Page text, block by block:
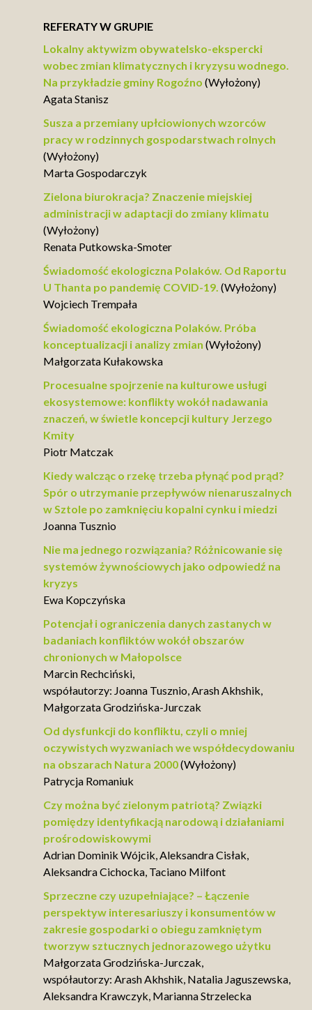
REFERATY W GRUPIE
Lokalny aktywizm obywatelsko-ekspercki
wobec zmian klimatycznych i kryzysu wodnego.
Na przykładzie gminy Rogoźno (Wyłożony)
Agata Stanisz
Susza a przemiany upłciowionych wzorców
pracy w rodzinnych gospodarstwach rolnych
(Wyłożony)
Marta Gospodarczyk
Zielona biurokracja? Znaczenie miejskiej
administracji w adaptacji do zmiany klimatu
(Wyłożony)
Renata Putkowska-Smoter
Świadomość ekologiczna Polaków. Od Raportu
U Thanta po pandemię COVID-19. (Wyłożony)
Wojciech Trempała
Świadomość ekologiczna Polaków. Próba
konceptualizacji i analizy zmian (Wyłożony)
Małgorzata Kułakowska
Procesualne spojrzenie na kulturowe usługi
ekosystemowe: konflikty wokół nadawania
znaczeń, w świetle koncepcji kultury Jerzego
Kmity
Piotr Matczak
Kiedy walcząc o rzekę trzeba płynąć pod prąd?
Spór o utrzymanie przepływów nienaruszalnych
w Sztole po zamknięciu kopalni cynku i miedzi
Joanna Tusznio
Nie ma jednego rozwiązania? Różnicowanie się
systemów żywnościowych jako odpowiedź na
kryzys
Ewa Kopczyńska
Potencjał i ograniczenia danych zastanych w
badaniach konfliktów wokół obszarów
chronionych w Małopolsce
Marcin Rechciński,
współautorzy: Joanna Tusznio, Arash Akhshik,
Małgorzata Grodzińska-Jurczak
Od dysfunkcji do konfliktu, czyli o mniej
oczywistych wyzwaniach we współdecydowaniu
na obszarach Natura 2000(Wyłożony)
Patrycja Romaniuk
Czy można być zielonym patriotą? Związki
pomiędzy identyfikacją narodową i działaniami
prośrodowiskowymi
Adrian Dominik Wójcik, Aleksandra Cisłak,
Aleksandra Cichocka, Taciano Milfont
Sprzeczne czy uzupełniające? – Łączenie
perspektyw interesariuszy i konsumentów w
zakresie gospodarki o obiegu zamkniętym
tworzyw sztucznych jednorazowego użytku
Małgorzata Grodzińska-Jurczak,
współautorzy: Arash Akhshik, Natalia Jaguszewska,
Aleksandra Krawczyk, Marianna Strzelecka